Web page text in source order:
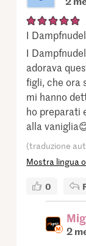
I
I
adorava
figli, che ora
mi hanno
ho preparati
alla
(traduzione
Mostra lingua
0
2